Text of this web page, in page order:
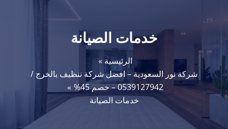
خدمات الصيانة
الرئيسية
شركة نور السعودية – افضل شركة تنظيف بالخرج /
0539127942 – خصم 45%
خدمات الصيانة